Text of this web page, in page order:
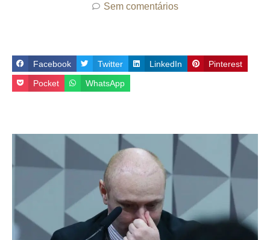
Sem comentários
Facebook Twitter LinkedIn Pinterest
Pocket WhatsApp